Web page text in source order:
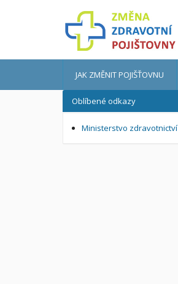
JAK ZMĚNIT POJIŠŤOVNU
Oblíbené odkazy
Ministerstvo zdravotnictví